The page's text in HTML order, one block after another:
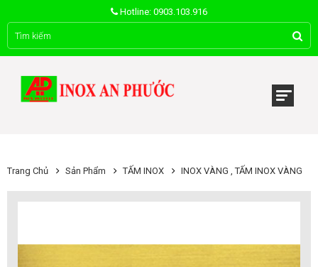
Hotline: 0903.103.916
Trang Chủ Sản Phẩm TẤM INOX INOX VÀNG , TẤM INOX VÀNG